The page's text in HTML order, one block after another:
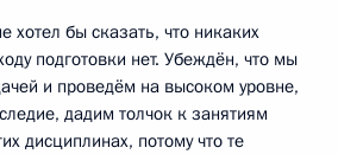
хотел бы сказать, что никаких
подготовки нет. Убеждён, что мы
и проведём на высоком уровне,
дадим толчок к занятиям
дисциплинах, потому что те